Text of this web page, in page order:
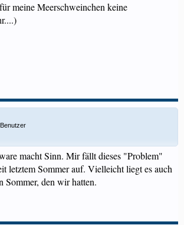
meine Meerschweinchen keine
macht Sinn. Mir fällt dieses "Problem"
letztem Sommer auf. Vielleicht liegt es auch
Sommer, den wir hatten.